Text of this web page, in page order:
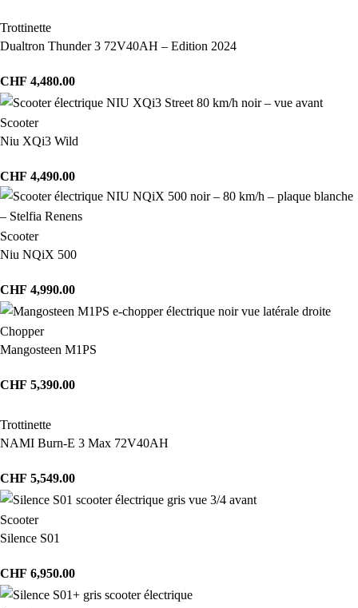
Trottinette
Dualtron Thunder 3 72V40AH – Edition 2024
CHF 4,480.00
Scooter
Niu XQi3 Wild
CHF 4,490.00
Scooter
Niu NQiX 500
CHF 4,990.00
Chopper
Mangosteen M1PS
CHF 5,390.00
Trottinette
NAMI Burn-E 3 Max 72V40AH
CHF 5,549.00
Scooter
Silence S01
CHF 6,950.00